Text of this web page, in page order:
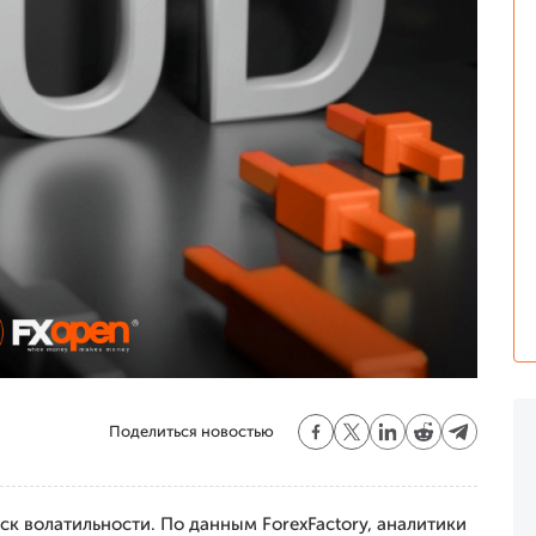
Поделиться новостью
волатильности. По данным ForexFactory, аналитики